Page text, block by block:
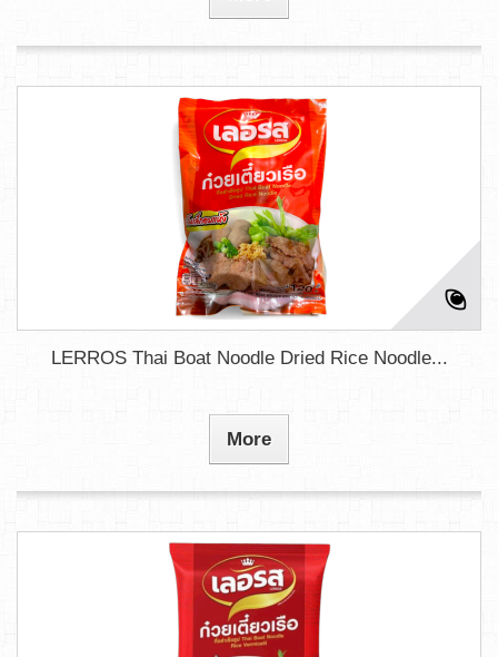
LERROS Thai Boat Noodle Dried Rice Noodle...
More